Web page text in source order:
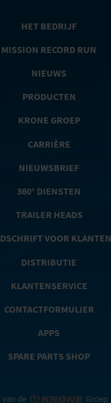
HET BEDRIJF
MISSION RECORD RUN
NIEUWS
PRODUCTEN
KRONE GROEP
CARRIÈRE
NIEUWSBRIEF
360° DIENSTEN
TRAILER HEADS
VOOR KLANTEN
DISTRIBUTIE
KLANTENSERVICE
CONTACTFORMULIER
APPS
SPARE PARTS SHOP
van de Groep